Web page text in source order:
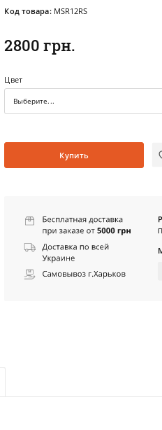
Код товара: MSR12RS
2800 грн.
Цвет
Выберите...
Купить